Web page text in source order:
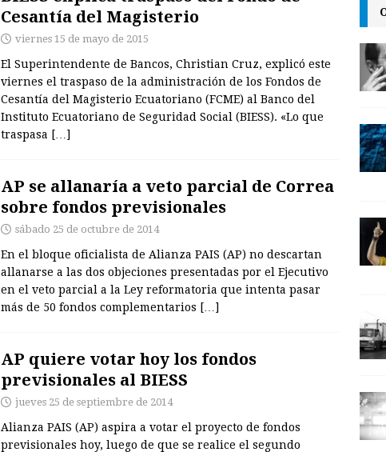
Cesantía del Magisterio
viernes 15 de mayo de 2015
El Superintendente de Bancos, Christian Cruz, explicó este
viernes el traspaso de la administración de los Fondos de
Cesantía del Magisterio Ecuatoriano (FCME) al Banco del
Instituto Ecuatoriano de Seguridad Social (BIESS). «Lo que
traspasa […]
AP se allanaría a veto parcial de Correa
sobre fondos previsionales
sábado 25 de octubre de 2014
En el bloque oficialista de Alianza PAIS (AP) no descartan
allanarse a las dos objeciones presentadas por el Ejecutivo
en el veto parcial a la Ley reformatoria que intenta pasar
más de 50 fondos complementarios […]
AP quiere votar hoy los fondos
previsionales al BIESS
jueves 25 de septiembre de 2014
Alianza PAIS (AP) aspira a votar el proyecto de fondos
previsionales hoy, luego de que se realice el segundo